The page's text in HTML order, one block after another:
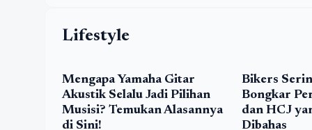
Lifestyle
Mengapa Yamaha Gitar
Akustik Selalu Jadi Pilihan
Musisi? Temukan Alasannya
di Sini!
Bikers
Bongkar
dan HCJ
Dibahas